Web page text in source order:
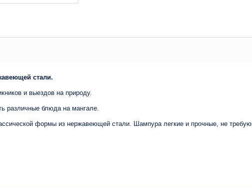
стали.
и выездов на природу.
различные блюда на мангале.
формы из нержавеющей стали. Шампура легкие и прочные, не